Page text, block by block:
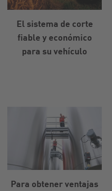
El sistema de corte
fiable y económico
para su vehículo
Para obtener ventajas